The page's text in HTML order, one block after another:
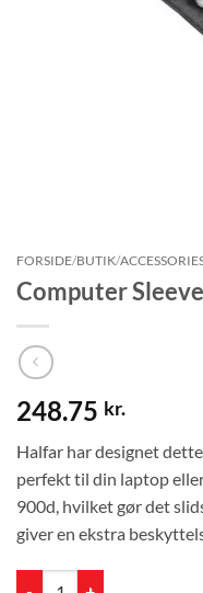
FORSIDE/BUTIK/
Computer Sleeve
248.75 kr.
Halfar har designet
perfekt til din laptop
900d, hvilket gør det
giver en ekstra